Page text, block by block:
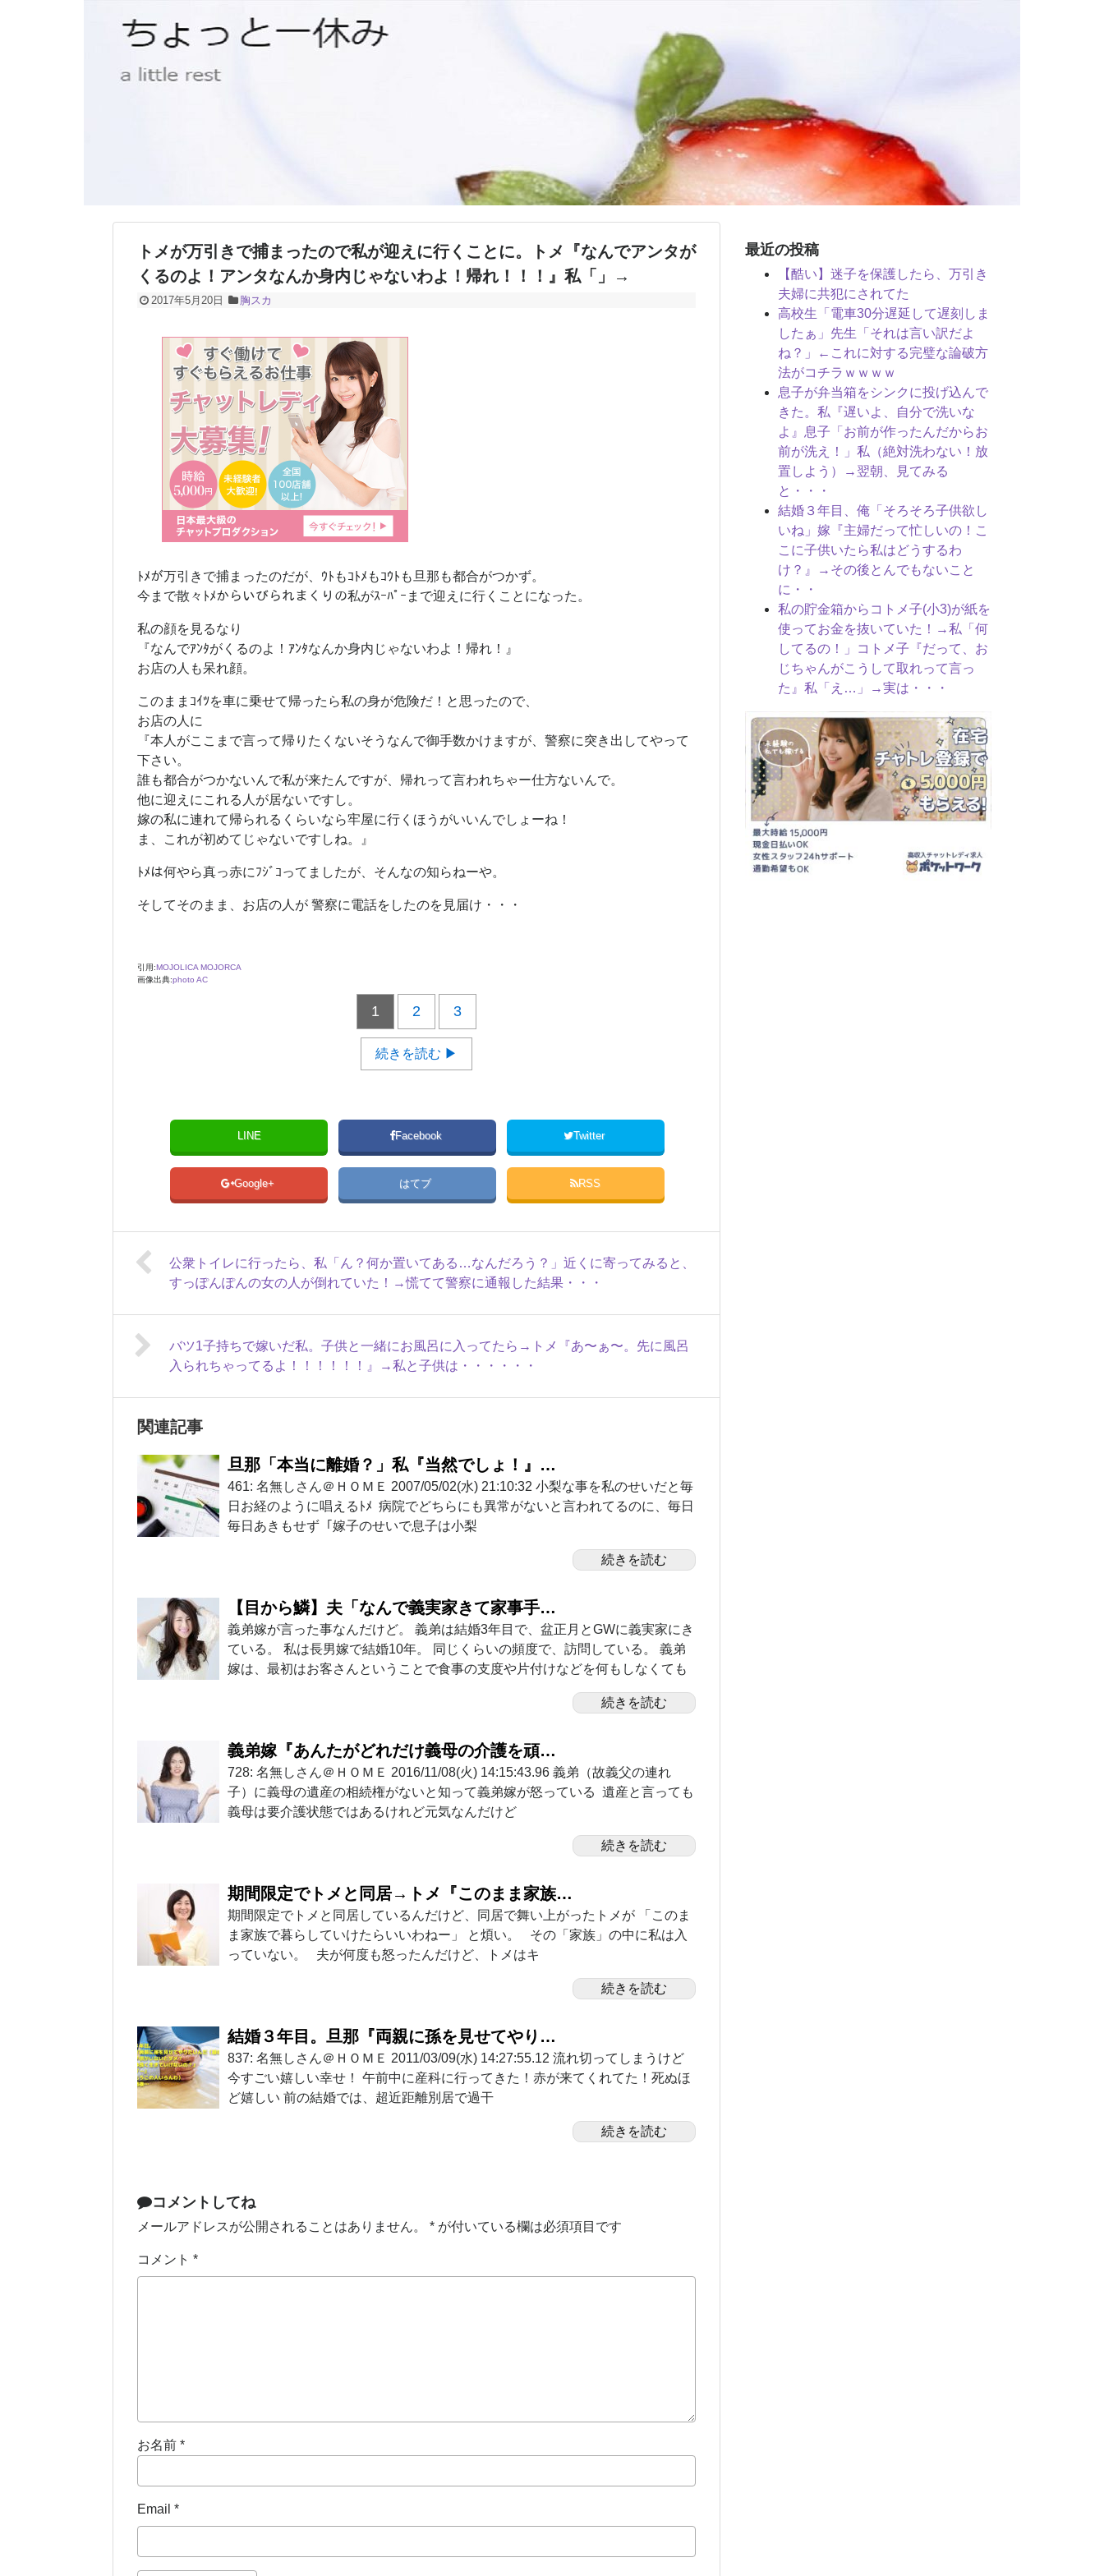
トメが万引きで捕まったので私が迎えに行くことに。トメ『なんでアンタが
くるのよ！アンタなんか身内じゃないわよ！帰れ！！！』私「」→
2017年5月20日 胸スカ
ﾄﾒが万引きで捕まったのだが、ｳﾄもｺﾄﾒもｺｳﾄも旦那も都合がつかず。
今まで散々ﾄﾒからいびられまくりの私がｽｰﾊﾟｰまで迎えに行くことになった。
私の顔を見るなり
『なんでｱﾝﾀがくるのよ！ｱﾝﾀなんか身内じゃないわよ！帰れ！』
お店の人も呆れ顔。
このままｺｲﾂを車に乗せて帰ったら私の身が危険だ！と思ったので、
お店の人に
『本人がここまで言って帰りたくないそうなんで御手数かけますが、警察に突き出してやって
下さい。
誰も都合がつかないんで私が来たんですが、帰れって言われちゃー仕方ないんで。
他に迎えにこれる人が居ないですし。
嫁の私に連れて帰られるくらいなら牢屋に行くほうがいいんでしょーね！
ま、これが初めてじゃないですしね。』
ﾄﾒは何やら真っ赤にﾌｼﾞｺってましたが、そんなの知らねーや。
そしてそのまま、お店の人が 警察に電話をしたのを見届け・・・
引用:MOJOLICA MOJORCA
画像出典:photo AC
1 2 3
続きを読む ▶
LINE Facebook Twitter
Google+ はてブ RSS
公衆トイレに行ったら、私「ん？何か置いてある…なんだろう？」近くに寄ってみると、
すっぽんぽんの女の人が倒れていた！→慌てて警察に通報した結果・・・
バツ1子持ちで嫁いだ私。子供と一緒にお風呂に入ってたら→トメ『あ〜ぁ〜。先に風呂
入られちゃってるよ！！！！！！』→私と子供は・・・・・・
関連記事
旦那「本当に離婚？」私『当然でしょ！』…
461: 名無しさん＠ＨＯＭＥ 2007/05/02(水) 21:10:32 小梨な事を私のせいだと毎
日お経のように唱えるﾄﾒ 病院でどちらにも異常がないと言われてるのに、毎日
毎日あきもせず ｢嫁子のせいで息子は小梨
続きを読む
【目から鱗】夫「なんで義実家きて家事手…
義弟嫁が言った事なんだけど。 義弟は結婚3年目で、盆正月とGWに義実家にき
ている。 私は長男嫁で結婚10年。 同じくらいの頻度で、訪問している。 義弟
嫁は、最初はお客さんということで食事の支度や片付けなどを何もしなくても
続きを読む
義弟嫁『あんたがどれだけ義母の介護を頑…
728: 名無しさん＠ＨＯＭＥ 2016/11/08(火) 14:15:43.96 義弟（故義父の連れ
子）に義母の遺産の相続権がないと知って義弟嫁が怒っている 遺産と言っても
義母は要介護状態ではあるけれど元気なんだけど
続きを読む
期間限定でトメと同居→トメ『このまま家族…
期間限定でトメと同居しているんだけど、同居で舞い上がったトメが 「このま
ま家族で暮らしていけたらいいわねー」 と煩い。 その「家族」の中に私は入
っていない。 夫が何度も怒ったんだけど、トメはキ
続きを読む
結婚３年目。旦那『両親に孫を見せてやり…
837: 名無しさん＠ＨＯＭＥ 2011/03/09(水) 14:27:55.12 流れ切ってしまうけど
今すごい嬉しい幸せ！ 午前中に産科に行ってきた！赤が来てくれてた！死ぬほ
ど嬉しい 前の結婚では、超近距離別居で過干
続きを読む
コメントしてね
メールアドレスが公開されることはありません。 * が付いている欄は必須項目です
コメント *
お名前 *
Email *
最近の投稿
【酷い】迷子を保護したら、万引き
夫婦に共犯にされてた
高校生「電車30分遅延して遅刻しま
したぁ」先生「それは言い訳だよ
ね？」←これに対する完璧な論破方
法がコチラｗｗｗｗ
息子が弁当箱をシンクに投げ込んで
きた。私『遅いよ、自分で洗いな
よ』息子「お前が作ったんだからお
前が洗え！」私（絶対洗わない！放
置しよう）→翌朝、見てみる
と・・・
結婚３年目、俺「そろそろ子供欲し
いね」嫁『主婦だって忙しいの！こ
こに子供いたら私はどうするわ
け？』→その後とんでもないこと
に・・
私の貯金箱からコトメ子(小3)が紙を
使ってお金を抜いていた！→私「何
してるの！」コトメ子『だって、お
じちゃんがこうして取れって言っ
た』私「え…」→実は・・・